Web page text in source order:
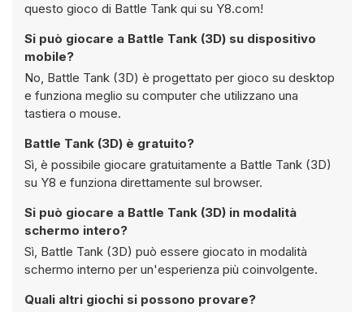
questo gioco di Battle Tank qui su Y8.com!
Si può giocare a Battle Tank (3D) su dispositivo
mobile?
No, Battle Tank (3D) è progettato per gioco su desktop
e funziona meglio su computer che utilizzano una
tastiera o mouse.
Battle Tank (3D) è gratuito?
Sì, è possibile giocare gratuitamente a Battle Tank (3D)
su Y8 e funziona direttamente sul browser.
Si può giocare a Battle Tank (3D) in modalità
schermo intero?
Sì, Battle Tank (3D) può essere giocato in modalità
schermo interno per un'esperienza più coinvolgente.
Quali altri giochi si possono provare?